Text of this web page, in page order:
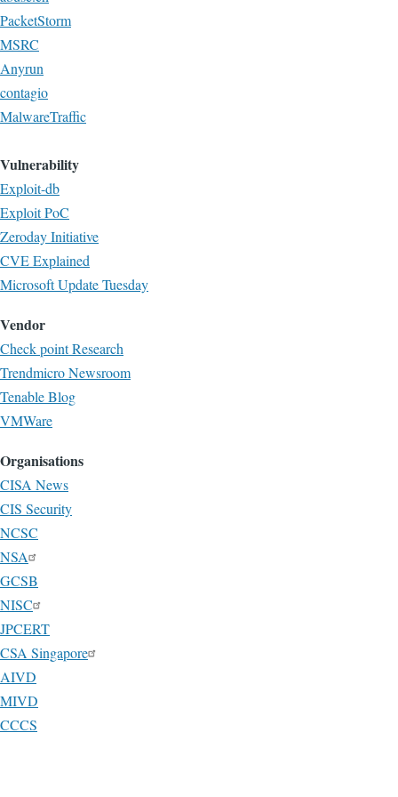
PacketStorm
MSRC
Anyrun
contagio
MalwareTraffic
Vulnerability
Exploit-db
Exploit PoC
Zeroday Initiative
CVE Explained
Microsoft Update Tuesday
Vendor
Check point Research
Trendmicro Newsroom
Tenable Blog
VMWare
Organisations
CISA News
CIS Security
NCSC
NSA
GCSB
NISC
JPCERT
CSA Singapore
AIVD
MIVD
CCCS